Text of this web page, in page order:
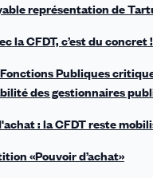
représentation de
la CFDT, c’est du concret !
Publiques
des gestionnaires
: la CFDT reste
«Pouvoir d’achat»